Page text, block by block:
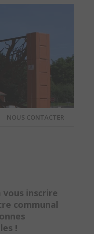
NOUS CONTACTER
vous inscrire
communal
!